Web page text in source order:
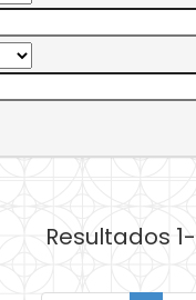
Resultados 1-